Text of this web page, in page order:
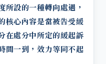
所設的一種轉向處遇，
核心內容是當被告受緩
在處分中所定的緩起訴
間一到，效力等同不起